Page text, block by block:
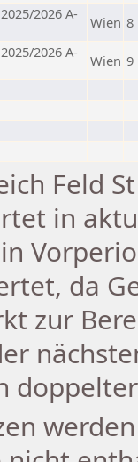
2026 A-
Wien 8
2026 A-
Wien 9
Feld
in
da
zur